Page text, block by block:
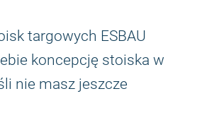
targowych ESBAU
koncepcję stoiska w
nie masz jeszcze